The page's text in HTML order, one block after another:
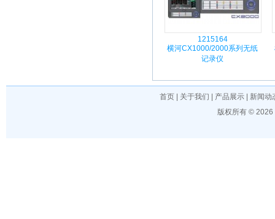
1215164
横河CX1000/2000系列无纸
记录仪
首页 关于我们 产品展示
新闻动
版权所有 © 2026